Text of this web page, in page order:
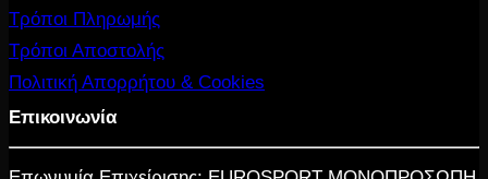
Τρόποι Πληρωμής
Τρόποι Αποστολής
Πολιτική Απορρήτου & Cookies
Επικοινωνία